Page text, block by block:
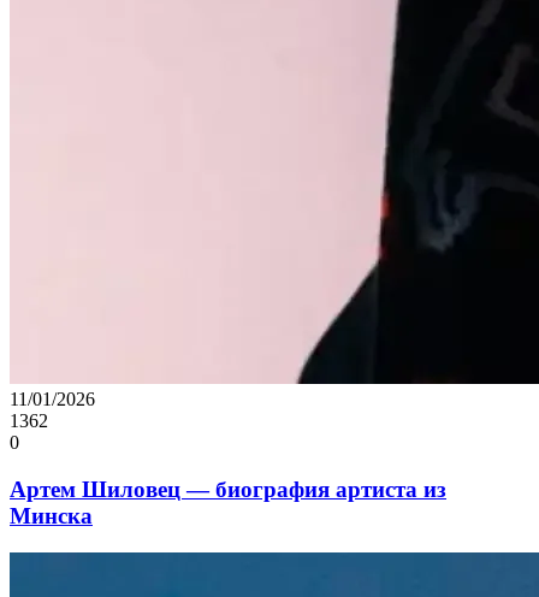
11/01/2026
1362
0
Артем Шиловец — биография артиста из
Минска